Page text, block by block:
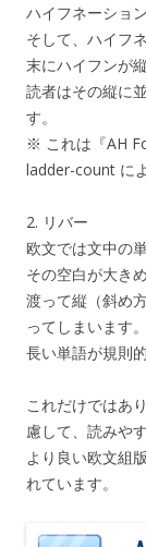
ハイフネーショ
そして、ハイフ
末にハイフンが
読者はその縦に
す。
※ これは『AH
ladder-count に
2. リバー
欧文では文中の
その空白が大き
渡って縦（斜め
ってしまいます。
長い単語が規則
これだけではあ
慮して、読みや
より良い欧文組
れています。